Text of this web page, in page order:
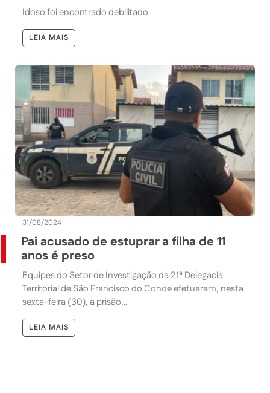
Idoso foi encontrado debilitado
LEIA MAIS
31/08/2024
Pai acusado de estuprar a filha de 11
anos é preso
Equipes do Setor de Investigação da 21ª Delegacia
Territorial de São Francisco do Conde efetuaram, nesta
sexta-feira (30), a prisão…
LEIA MAIS